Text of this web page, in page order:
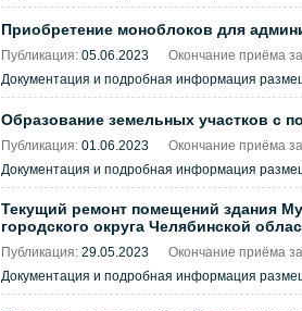
Приобретение моноблоков для
Публикация: 05.06.2023 Окончание приёма
Документация и подробная информация
Образование земельных участков с
Публикация: 01.06.2023 Окончание приёма
Документация и подробная информация
Текущий ремонт помещений здания
городского округа Челябинской
Публикация: 29.05.2023 Окончание приёма
Документация и подробная информация